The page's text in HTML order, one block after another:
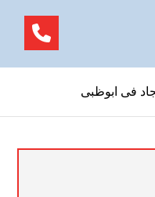
فى ابوظبى